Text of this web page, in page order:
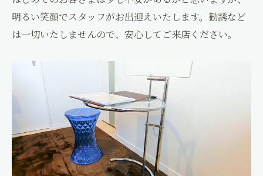
明るい笑顔でスタッフがお出迎えいたします。勧誘など
は一切いたしませんので、安心してご来店ください。